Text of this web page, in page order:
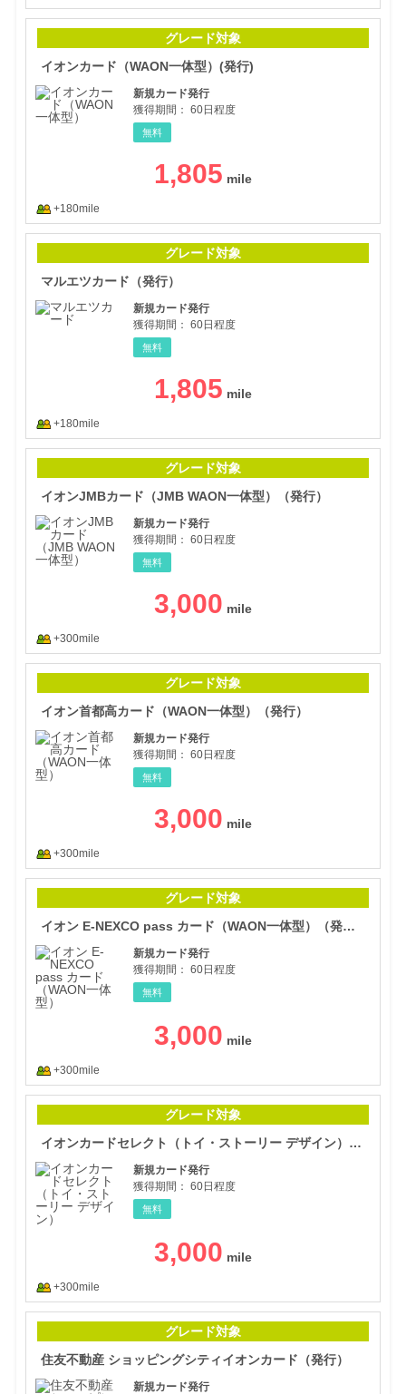
グレード対象
イオンカード（WAON一体型）(発行)
新規カード発行
獲得期間： 60日程度
無料
1,805
+180mile
グレード対象
マルエツカード（発行）
新規カード発行
獲得期間： 60日程度
無料
1,805
+180mile
グレード対象
イオンJMBカード（JMB WAON一体型）（発行）
新規カード発行
獲得期間： 60日程度
無料
3,000
+300mile
グレード対象
イオン首都高カード（WAON一体型）（発行）
新規カード発行
獲得期間： 60日程度
無料
3,000
+300mile
グレード対象
イオン E-NEXCO pass カード（WAON一体型）（発行）
新規カード発行
獲得期間： 60日程度
無料
3,000
+300mile
グレード対象
イオンカードセレクト（トイ・ストーリー デザイン）（発行）
新規カード発行
獲得期間： 60日程度
無料
3,000
+300mile
グレード対象
住友不動産 ショッピングシティイオンカード（発行）
新規カード発行